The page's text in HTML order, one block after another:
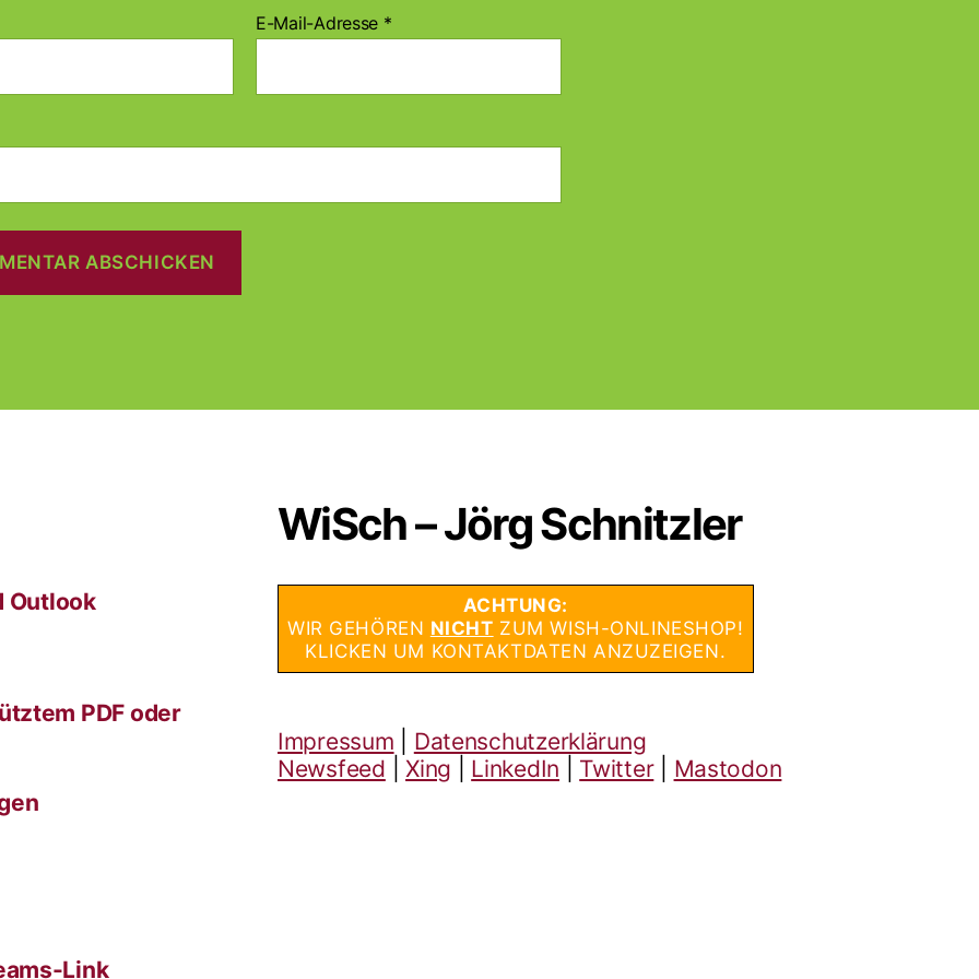
E-Mail-Adresse *
Outlook
PDF oder
Link
WiSch – Jörg Schnitzler
ACHTUNG:
WIR GEHÖREN NICHT ZUM WISH-ONLINESHOP!
KLICKEN UM KONTAKTDATEN ANZUZEIGEN.
Impressum
Datenschutzerklärung
Newsfeed |Xing LinkedIn Twitter Mastodon